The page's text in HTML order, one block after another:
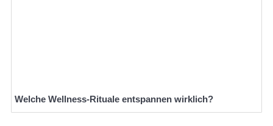
Welche Wellness-Rituale entspannen wirklich?